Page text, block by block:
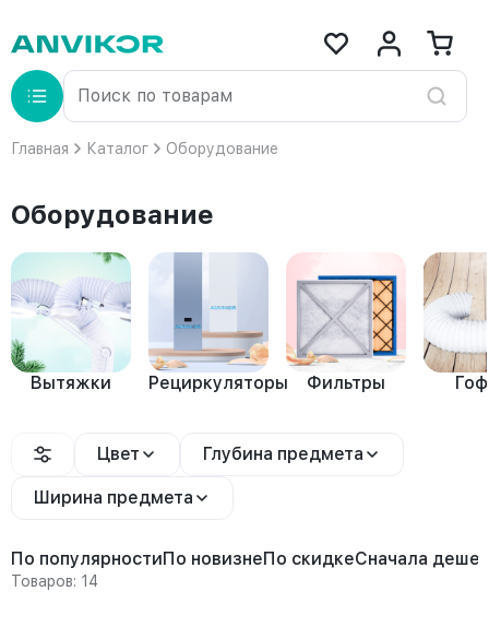
Главная Каталог Оборудование
Оборудование
Вытяжки Рециркуляторы Фильтры
Цвет Глубина предмета
Ширина предмета
По популярностиПо новизнеПо скидкеСначала
Товаров: 14